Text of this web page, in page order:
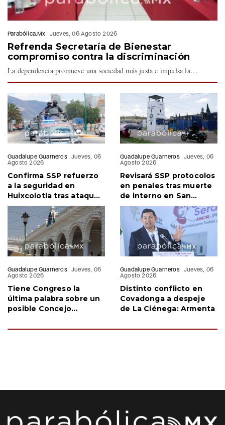
Parabólica.Mx Jueves, 06 Agosto 2026
Refrenda Secretaría de Bienestar
compromiso contra la discriminación
La dependencia promueve una sociedad más justa e impulsa la…
Guadalupe Guarneros Jueves, 06
Agosto 2026
Confirma SSP refuerzo
a la seguridad en
Huixcolotla tras ataque
de comerciantes
naranjeros
Guadalupe Guarneros Jueves, 06
Agosto 2026
Revisará SSP protocolos
en penales tras muerte
de interno en San
Miguel
Guadalupe Guarneros Jueves, 06
Agosto 2026
Tiene Congreso la
última palabra sobre un
posible Concejo
Armenta
Guadalupe Guarneros Jueves, 06
Agosto 2026
Distinto conflicto en
Covadonga a despeje
de La Ciénega: Armenta